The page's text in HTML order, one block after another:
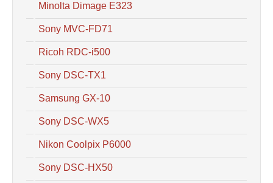
Minolta Dimage E323
Sony MVC-FD71
Ricoh RDC-i500
Sony DSC-TX1
Samsung GX-10
Sony DSC-WX5
Nikon Coolpix P6000
Sony DSC-HX50